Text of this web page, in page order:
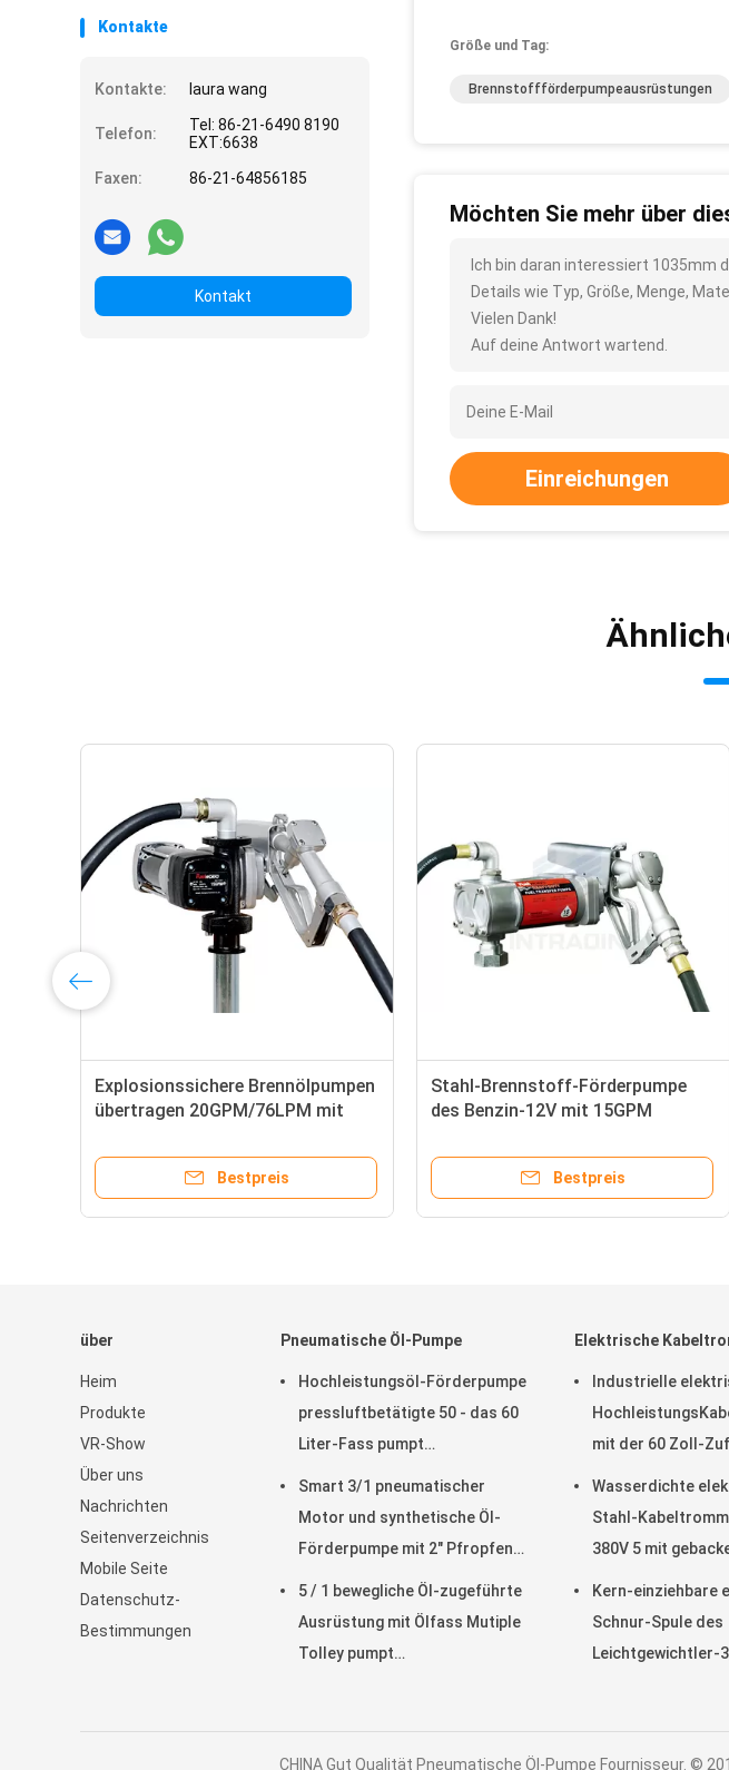
Kontakte
Kontakte: laura wang
Telefon:
Tel: 86-21-6490 8190
EXT:6638
Faxen:
86-21-64856185
Kontakt
Größe und Tag:
Brennstoffförderpumpeausrüstungen
Möchten Sie mehr über
Ich bin daran interessiert 1035mm
Details wie Typ, Größe, Menge,
Vielen Dank!
Auf deine Antwort wartend.
Einreichungen
Explosionssichere Brennölpumpen
übertragen 20GPM/76LPM mit
12/24/120V und des
verschließbaren Düsenhalters
Bestpreis
Stahl-Brennstoff-Förderpumpe
des Benzin-12V mit 15GPM
Zahnradpumpe
Bestpreis
über
Heim
Produkte
VR-Show
Über uns
Nachrichten
Seitenverzeichnis
Mobile Seite
Datenschutz-
Bestimmungen
Pneumatische Öl-Pumpe
Hochleistungsöl-Förderpumpe
pressluftbetätigte 50 - das 60
Liter-Fass pumpt
Smart 3/1 pneumatischer
Motor und synthetische Öl-
Förderpumpe mit 2" Pfropfen-
5 / 1 bewegliche Öl-zugeführte
Ausrüstung mit Ölfass Mutiple
Tolley pumpt
Elektrische
Industrielle
mit der 60 Zoll-
Wasserdichte
Stahl-
380V 5 mit
Kern-einziehbare
Schnur-Spule des
Leichtgewichtler-
CHINA Gut Qualität Pneumatische Öl-Pumpe Fournisseur. ©